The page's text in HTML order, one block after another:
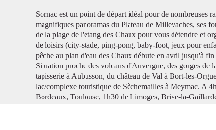
Sornac est un point de départ idéal pour de nombreuses
magnifiques panoramas du Plateau de Millevaches, ses
de la plage de l'étang des Chaux pour vous détendre et
de loisirs (city-stade, ping-pong, baby-foot, jeux pour
pêche au plan d'eau des Chaux débute en avril jusqu'à
Situation proche des volcans d'Auvergne, des gorges de
tapisserie à Aubusson, du château de Val à Bort-les-
lac/complexe touristique de Sèchemailles à Meymac. A
Bordeaux, Toulouse, 1h30 de Limoges, Brive-la-